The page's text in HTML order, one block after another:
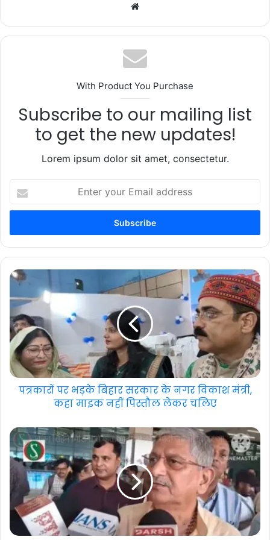
With Product You Purchase
Subscribe to our mailing list
to get the new updates!
Lorem ipsum dolor sit amet, consectetur.
your
Email
पत्रकारों पर भड़के बिहार सरकार के नगर विकाश मंत्री,
कहा माइक नहीं पिस्तौल लेकर चलिए